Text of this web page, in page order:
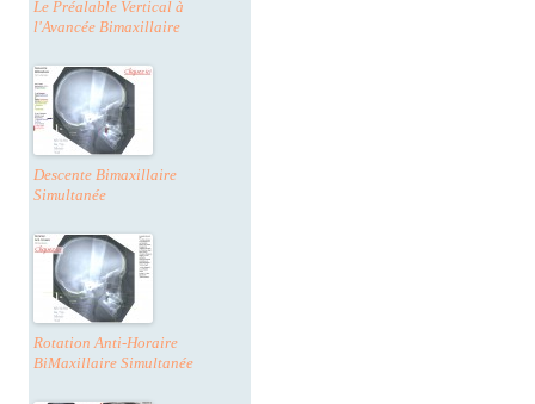
Le Préalable Vertical à
l'Avancée Bimaxillaire
Descente Bimaxillaire
Simultanée
Rotation Anti-Horaire
BiMaxillaire Simultanée